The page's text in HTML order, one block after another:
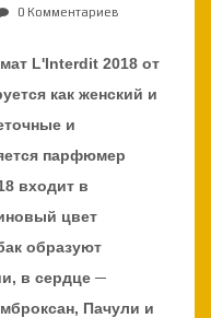
0 Комментариев
L'Interdit 2018 от
как женский и
и
парфюмер
входит в
цвет
образуют
в сердце ─
Пачули и